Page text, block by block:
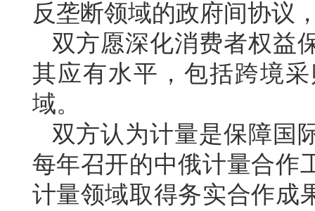
反垄断领域的政府间协议
双方愿深化消费者权益
其应有水平，包括跨境
域。
双方认为计量是保障国
每年召开的中俄计量合作
计量领域取得务实合作成